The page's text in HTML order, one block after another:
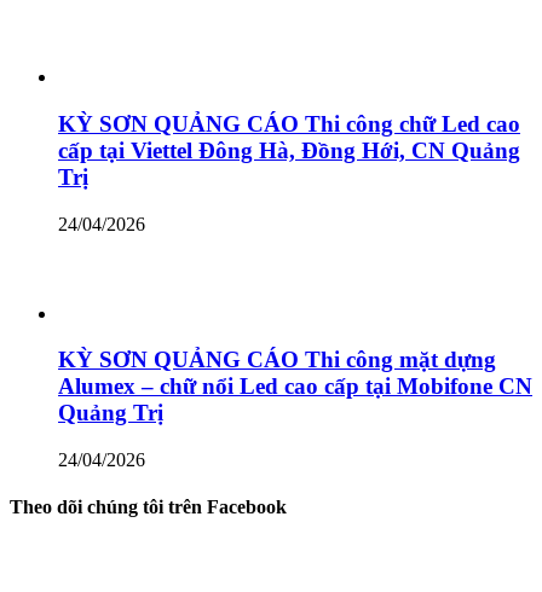
KỲ SƠN QUẢNG CÁO Thi công chữ Led cao
cấp tại Viettel Đông Hà, Đồng Hới, CN Quảng
Trị
24/04/2026
KỲ SƠN QUẢNG CÁO Thi công mặt dựng
Alumex – chữ nổi Led cao cấp tại Mobifone CN
Quảng Trị
24/04/2026
Theo dõi chúng tôi trên Facebook